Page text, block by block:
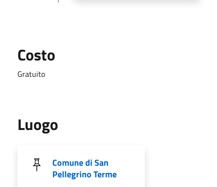
Costo
Gratuito
Luogo
Comune di San
Pellegrino Terme